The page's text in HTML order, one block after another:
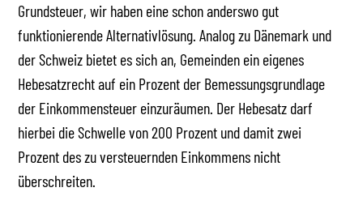
Grundsteuer, wir haben eine schon anderswo gut
funktionierende Alternativlösung. Analog zu Dänemark und
der Schweiz bietet es sich an, Gemeinden ein eigenes
Hebesatzrecht auf ein Prozent der Bemessungsgrundlage
der Einkommensteuer einzuräumen. Der Hebesatz darf
hierbei die Schwelle von 200 Prozent und damit zwei
Prozent des zu versteuernden Einkommens nicht
überschreiten.